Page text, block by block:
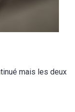
mais les deux